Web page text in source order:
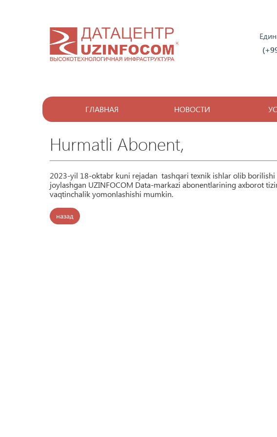
ГЛАВНАЯ НОВОСТИ
Hurmatli Abonent,
2023-yil 18-oktabr kuni rejadan tashqari texnik ishlar olib
joylashgan UZINFOCOM Data-markazi abonentlarining axborot
vaqtinchalik yomonlashishi mumkin.
назад